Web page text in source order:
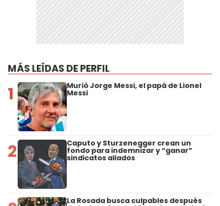
MÁS LEÍDAS DE PERFIL
1 Murió Jorge Messi, el papá de Lionel
Messi
2 Caputo y Sturzenegger crean un
fondo para indemnizar y “ganar”
sindicatos aliados
La Rosada busca culpables después